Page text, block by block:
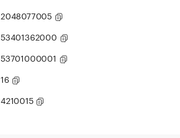
2048077005
53401362000
53701000001
16
4210015